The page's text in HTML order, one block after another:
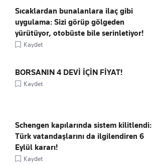
Sıcaklardan bunalanlara ilaç gibi
uygulama: Sizi görüp gölgeden
yürütüyor, otobüste bile serinletiyor!
Kaydet
BORSANIN 4 DEVİ İÇİN FİYAT!
Kaydet
Schengen kapılarında sistem kilitlendi:
Türk vatandaşlarını da ilgilendiren 6
Eylül kararı!
Kaydet